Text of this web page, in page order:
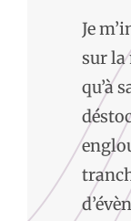
Je
sur la
qu’à